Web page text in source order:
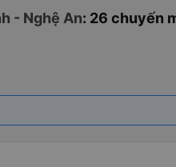
- Nghệ An: 26 chuyến